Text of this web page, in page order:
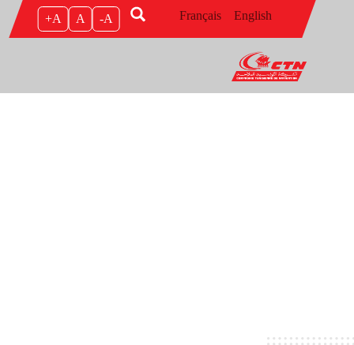
Skip to main content
Français English
A-
A
A+